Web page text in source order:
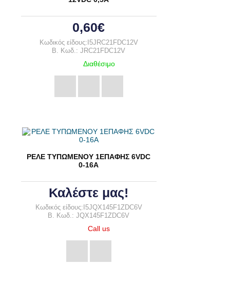
0,60€
Κωδικός είδους:I5JRC21FDC12V
B. Κωδ.: JRC21FDC12V
Διαθέσιμο
ΡΕΛΕ ΤΥΠΩΜΕΝΟΥ 1ΕΠΑΦΗΣ 6VDC
0-16A
Καλέστε μας!
Κωδικός είδους:I5JQX145F1ZDC6V
B. Κωδ.: JQX145F1ZDC6V
Call us